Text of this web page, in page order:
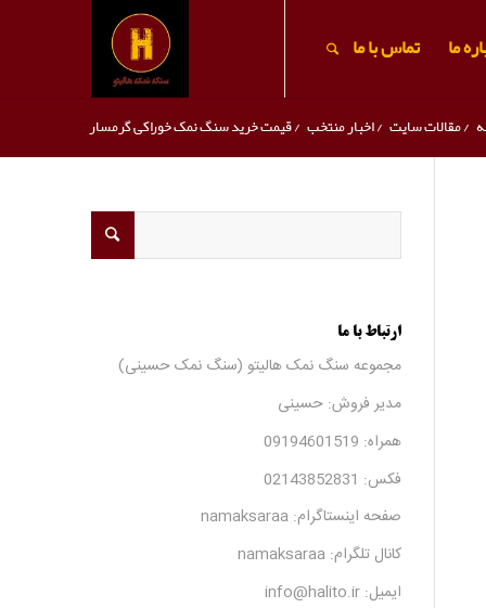
ما تماس با ما
/مقالات سایت /اخبار منتخب /قیمت خرید سنگ نمک خوراکی گرمسار
ارتباط با ما
مجموعه سنگ نمک هالیتو (سنگ نمک حسینی)
مدیر فروش: حسینی
همراه: 09194601519
فکس: 02143852831
صفحه اینستاگرام: namaksaraa
کانال تلگرام: namaksaraa
ایمیل: info@halito.ir